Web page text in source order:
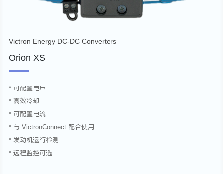
Victron Energy DC-DC Converters
Orion XS
* 可配置电压
* 高效冷却
* 可配置电流
* 与 VictronConnect 配合使用
* 发动机运行检测
* 远程监控可选